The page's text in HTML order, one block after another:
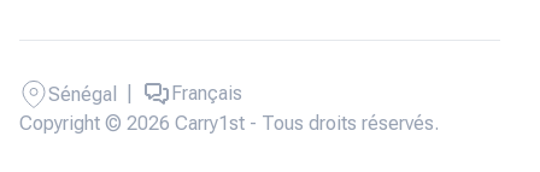
Copyright © 2026 Carry1st - Tous droits réservés.
Sénégal Français